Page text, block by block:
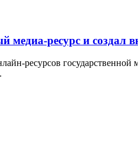
медиа-ресурс и создал
ресурсов